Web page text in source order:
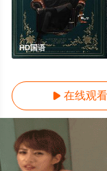
HD国语
 在线观看